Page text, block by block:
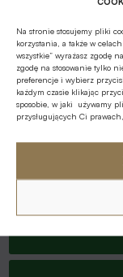
Na stronie stosujemy pliki
korzystania, a także w
wszystkie” wyrażasz zgodę
zgodę na stosowanie tylko
preferencje i wybierz
każdym czasie klikając
sposobie, w jaki używamy
przysługujących Ci
10.30 -
Banków
11.00 -